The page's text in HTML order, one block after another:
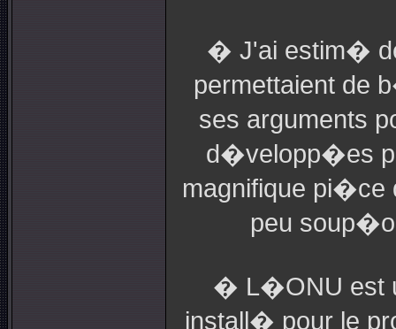
� J'ai estim�
permettaient de
ses arguments
d�velopp�es
magnifique
peu
� L�ONU est
install� pour le